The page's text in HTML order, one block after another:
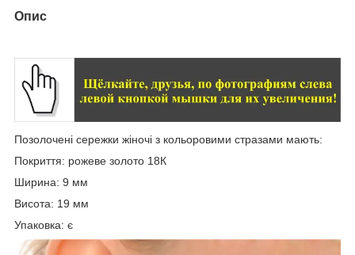
Опис
Позолочені сережки жіночі з кольоровими стразами мають:
Покриття: рожеве золото 18К
Ширина: 9 мм
Висота: 19 мм
Упаковка: є